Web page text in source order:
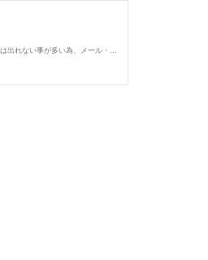
お問い合わせはこちら080-4461-7830※電話は出れない事が多い為、メール・LINEでお願い致します。📲ご利用方法1️⃣上記のLINEもしくはショートメールから、お名前・電話番号・希望日時・コースをご連絡ください2️⃣詳細を返信させていただきますのでお時間ちょうどに所定の